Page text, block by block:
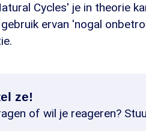
Cycles' je in theorie
ervan 'nogal
ze!
of wil je reageren?